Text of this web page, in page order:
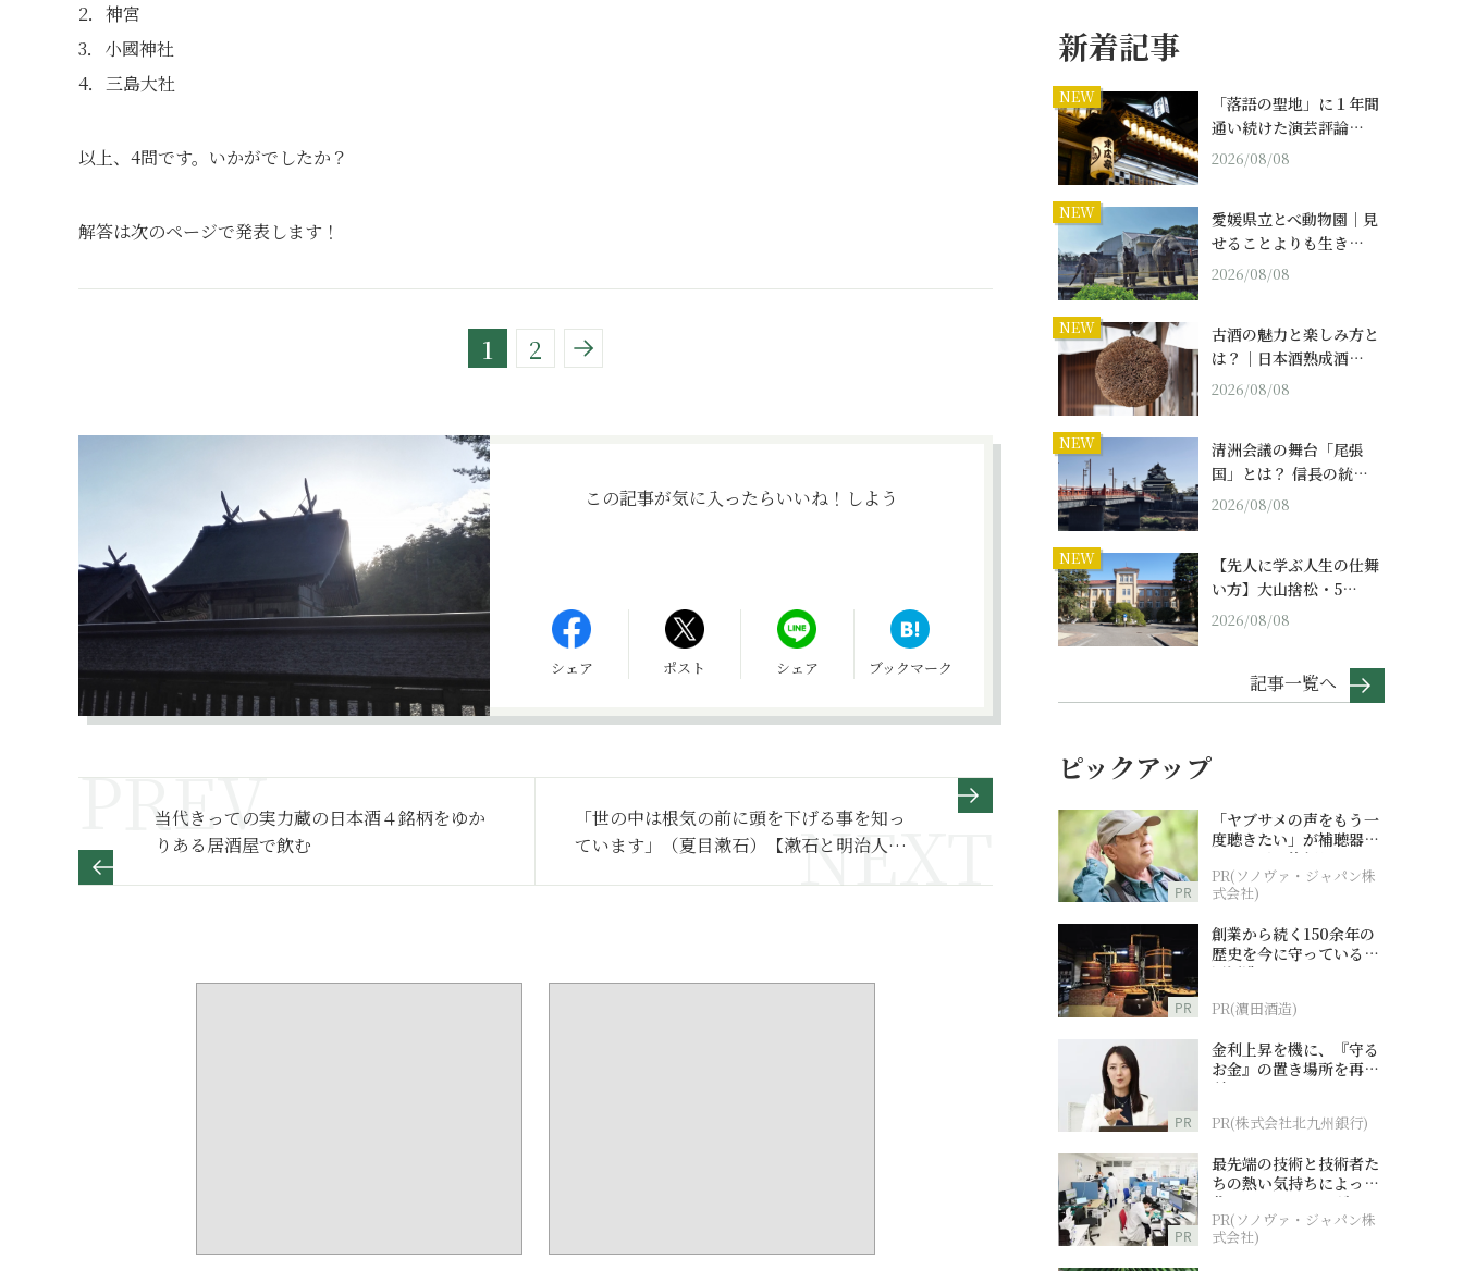
2．神宮
3．小國神社
4．三島大社
以上、4問です。いかがでしたか？
解答は次のページで発表します！
1 2
この記事が気に入ったらいいね！しよう
シェア ポスト シェア ブックマーク
当代きっての実力蔵の日本酒４銘柄をゆか
りある居酒屋で飲む
「世の中は根気の前に頭を下げる事を知っ
ています」（夏目漱石）【漱石と明治人の
新着記事
NEW
「落語の聖地」に１年間
通い続けた演芸評論…
2026/08/08
NEW
愛媛県立とべ動物園｜見
せることよりも生き…
2026/08/08
NEW
古酒の魅力と楽しみ方と
は？｜日本酒熟成酒…
2026/08/08
NEW
清洲会議の舞台「尾張
国」とは？ 信長の統…
2026/08/08
NEW
【先人に学ぶ人生の仕舞
い方】大山捨松・5…
2026/08/08
記事一覧へ
ピックアップ
PR
「ヤブサメの声をもう一
度聴きたい」が補聴器チ
ャレンジの後押しに
PR(ソノヴァ・ジャパン株
式会社)
PR
創業から続く150余年の
歴史を今に守っている濵
田酒造
PR(濵田酒造)
PR
金利上昇を機に、『守る
お金』の置き場所を再検
討
PR(株式会社北九州銀行)
PR
最先端の技術と技術者た
ちの熱い気持ちによって
作られているオーダーメ
イド補聴器
PR(ソノヴァ・ジャパン株
式会社)